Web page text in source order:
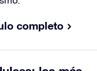
completo